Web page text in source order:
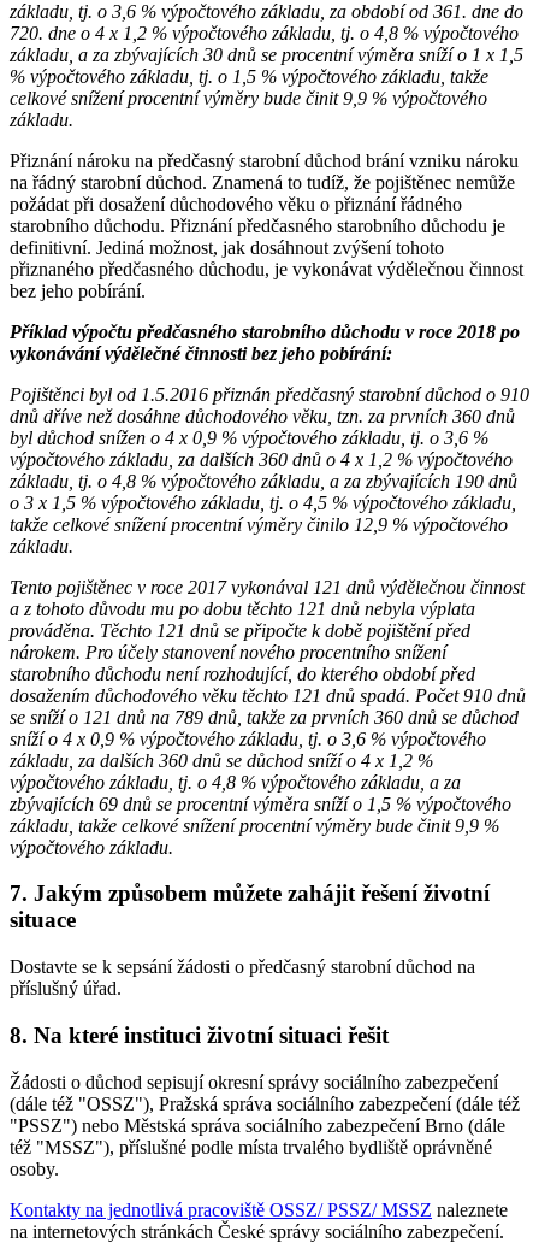
základu, tj. o 3,6 % výpočtového základu, za období od 361. dne do
720. dne o 4 x 1,2 % výpočtového základu, tj. o 4,8 % výpočtového
základu, a za zbývajících 30 dnů se procentní výměra sníží o 1 x 1,5
% výpočtového základu, tj. o 1,5 % výpočtového základu, takže
celkové snížení procentní výměry bude činit 9,9 % výpočtového
základu.
Přiznání nároku na předčasný starobní důchod brání vzniku nároku
na řádný starobní důchod. Znamená to tudíž, že pojištěnec nemůže
požádat při dosažení důchodového věku o přiznání řádného
starobního důchodu. Přiznání předčasného starobního důchodu je
definitivní. Jediná možnost, jak dosáhnout zvýšení tohoto
přiznaného předčasného důchodu, je vykonávat výdělečnou činnost
bez jeho pobírání.
Příklad výpočtu předčasného starobního důchodu v roce 2018 po
vykonávání výdělečné činnosti bez jeho pobírání:
Pojištěnci byl od 1.5.2016 přiznán předčasný starobní důchod o 910
dnů dříve než dosáhne důchodového věku, tzn. za prvních 360 dnů
byl důchod snížen o 4 x 0,9 % výpočtového základu, tj. o 3,6 %
výpočtového základu, za dalších 360 dnů o 4 x 1,2 % výpočtového
základu, tj. o 4,8 % výpočtového základu, a za zbývajících 190 dnů
o 3 x 1,5 % výpočtového základu, tj. o 4,5 % výpočtového základu,
takže celkové snížení procentní výměry činilo 12,9 % výpočtového
základu.
Tento pojištěnec v roce 2017 vykonával 121 dnů výdělečnou činnost
a z tohoto důvodu mu po dobu těchto 121 dnů nebyla výplata
prováděna. Těchto 121 dnů se připočte k době pojištění před
nárokem. Pro účely stanovení nového procentního snížení
starobního důchodu není rozhodující, do kterého období před
dosažením důchodového věku těchto 121 dnů spadá. Počet 910 dnů
se sníží o 121 dnů na 789 dnů, takže za prvních 360 dnů se důchod
sníží o 4 x 0,9 % výpočtového základu, tj. o 3,6 % výpočtového
základu, za dalších 360 dnů se důchod sníží o 4 x 1,2 %
výpočtového základu, tj. o 4,8 % výpočtového základu, a za
zbývajících 69 dnů se procentní výměra sníží o 1,5 % výpočtového
základu, takže celkové snížení procentní výměry bude činit 9,9 %
výpočtového základu.
7. Jakým způsobem můžete zahájit řešení životní
situace
Dostavte se k sepsání žádosti o předčasný starobní důchod na
příslušný úřad.
8. Na které instituci životní situaci řešit
Žádosti o důchod sepisují okresní správy sociálního zabezpečení
(dále též "OSSZ"), Pražská správa sociálního zabezpečení (dále též
"PSSZ") nebo Městská správa sociálního zabezpečení Brno (dále
též "MSSZ"), příslušné podle místa trvalého bydliště oprávněné
osoby.
Kontakty na jednotlivá pracoviště OSSZ/ PSSZ/ MSSZ naleznete
na internetových stránkách České správy sociálního zabezpečení.